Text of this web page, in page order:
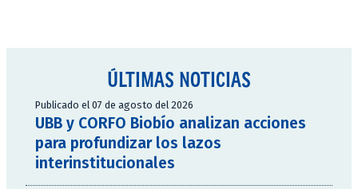
ÚLTIMAS NOTICIAS
Publicado el 07 de agosto del 2026
UBB y CORFO Biobío analizan acciones
para profundizar los lazos
interinstitucionales